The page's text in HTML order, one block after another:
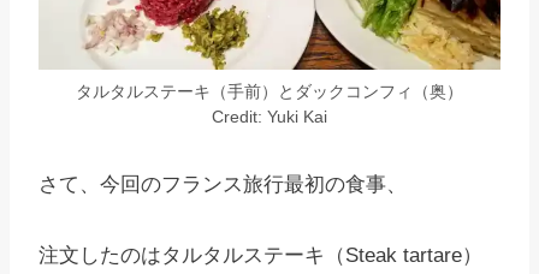
タルタルステーキ（手前）とダックコンフィ（奥）
Credit: Yuki Kai
さて、今回のフランス旅行最初の食事、
注文したのはタルタルステーキ（Steak tartare）